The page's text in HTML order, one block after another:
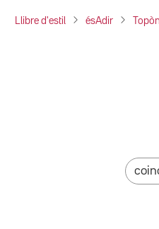
Llibre d'estil ésAdir